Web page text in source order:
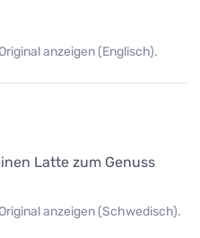
anzeigen (Englisch).
Latte zum Genuss
anzeigen (Schwedisch).